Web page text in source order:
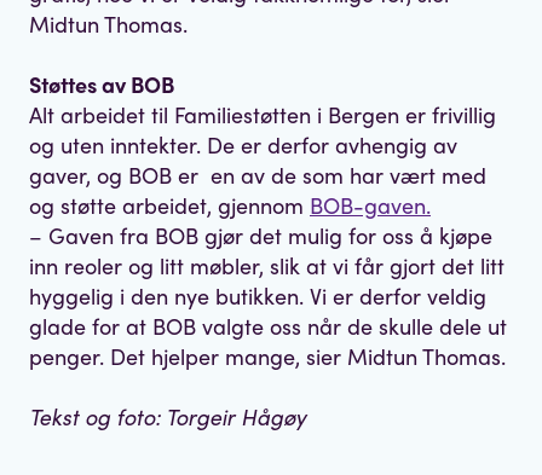
Midtun Thomas.
Støttes av BOB
Alt arbeidet til Familiestøtten i Bergen er frivillig
og uten inntekter. De er derfor avhengig av
gaver, og BOB er en av de som har vært med
og støtte arbeidet, gjennom BOB-gaven.
– Gaven fra BOB gjør det mulig for oss å kjøpe
inn reoler og litt møbler, slik at vi får gjort det litt
hyggelig i den nye butikken. Vi er derfor veldig
glade for at BOB valgte oss når de skulle dele ut
penger. Det hjelper mange, sier Midtun Thomas.
Tekst og foto: Torgeir Hågøy